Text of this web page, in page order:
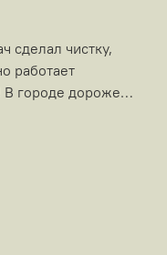
сделал чистку,
работает
В городе дороже…